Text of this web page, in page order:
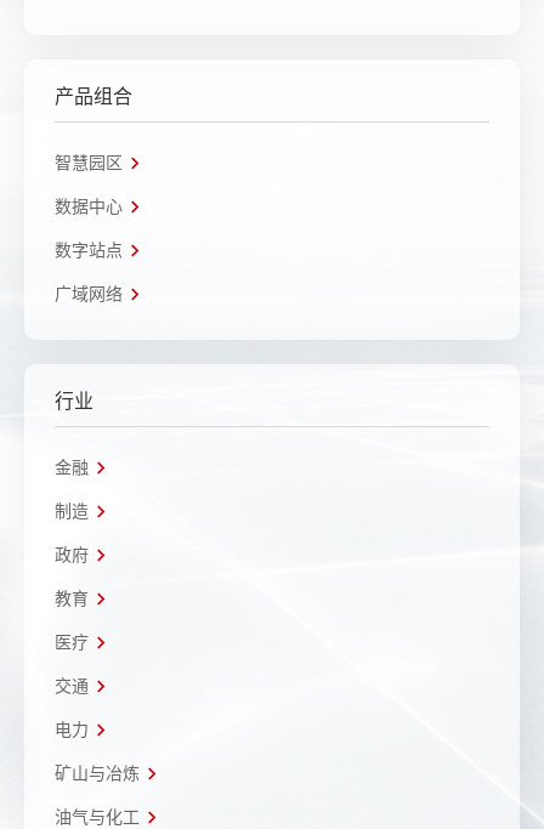
产品组合
智慧园区
数据中心
数字站点
广域网络
行业
金融
制造
政府
教育
医疗
交通
电力
矿山与冶炼
油气与化工